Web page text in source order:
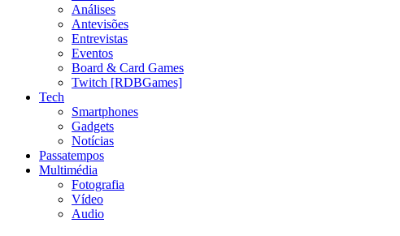
Análises
Antevisões
Entrevistas
Eventos
Board & Card Games
Twitch [RDBGames]
Tech
Smartphones
Gadgets
Notícias
Passatempos
Multimédia
Fotografia
Vídeo
Audio